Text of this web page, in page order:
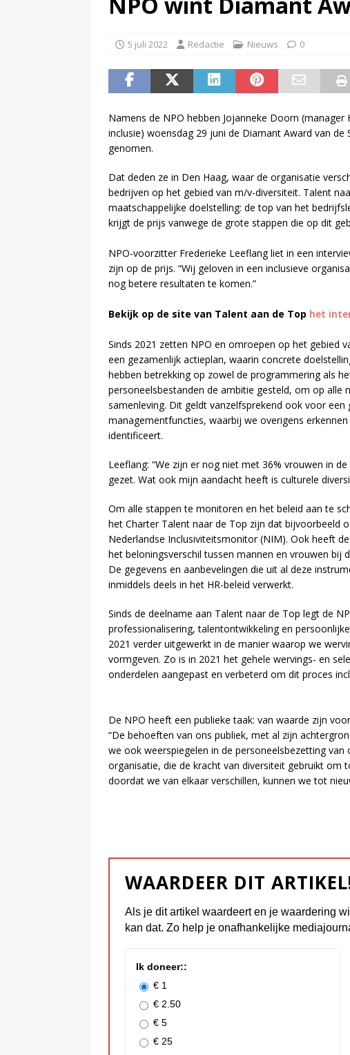
5 juli 2022 Redactie Nieuws 0
Namens de NPO hebben Jojanneke Doorn
inclusie) woensdag 29 juni de Diamant Award van
genomen.
Dat deden ze in Den Haag, waar de organisatie
bedrijven op het gebied van m/v-diversiteit. Talent
maatschappelijke doelstelling: de top van het
krijgt de prijs vanwege de grote stappen die op dit
NPO-voorzitter Frederieke Leeflang liet in een
zijn op de prijs. “Wij geloven in een inclusieve
nog betere resultaten te komen.”
Bekijk op de site van Talent aan de Top het
Sinds 2021 zetten NPO en omroepen op het gebied
een gezamenlijk actieplan, waarin concrete
hebben betrekking op zowel de programmering als
personeelsbestanden de ambitie gesteld, om op alle
samenleving. Dit geldt vanzelfsprekend ook voor
managementfuncties, waarbij we overigens
identificeert.
Leeflang: “We zijn er nog niet met 36% vrouwen in
gezet. Wat ook mijn aandacht heeft is culturele
Om alle stappen te monitoren en het beleid aan te
het Charter Talent naar de Top zijn dat bijvoorbeeld
Nederlandse Inclusiviteitsmonitor (NIM). Ook heeft
het beloningsverschil tussen mannen en vrouwen bij
De gegevens en aanbevelingen die uit al deze
inmiddels deels in het HR-beleid verwerkt.
Sinds de deelname aan Talent naar de Top legt de
professionalisering, talentontwikkeling en
2021 verder uitgewerkt in de manier waarop we
vormgeven. Zo is in 2021 het gehele wervings- en
onderdelen aangepast en verbeterd om dit proces
De NPO heeft een publieke taak: van waarde zijn
“De behoeften van ons publiek, met al zijn
we ook weerspiegelen in de personeelsbezetting
organisatie, die de kracht van diversiteit gebruikt
doordat we van elkaar verschillen, kunnen we tot
WAARDEER DIT
Als je dit artikel waardeert en je waardering
kan dat. Zo help je onafhankelijke
Ik doneer::
€ 1
€ 2.50
€ 5
€ 25